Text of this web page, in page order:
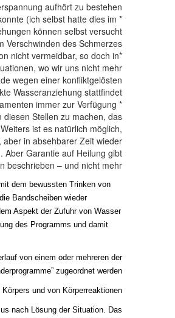
aufhört zu bestehen.
(ich selbst hatte dies im
können selbst versucht
des Schmerzes!
nicht vermeidbar, so doch in
wo wir uns nicht mehr
wegen einer konfliktgelösten
Wasseranziehung stattfindet.
* Wenn es nicht funktioniert, so stehen die Inanspruchnahme von physikalischen Methoden sowie Einnahme von Mitteln und Medikamenten immer zur Verfügung!
Stellen zu machen, das
ist es natürlich möglich,
in absehbarer Zeit wieder
Aber Garantie auf Heilung gibt
beschrieben – und nicht mehr.
dem bewussten Trinken von
Bandscheiben wieder
Aspekt der Zufuhr von Wasser
des Programms und damit
von einem oder mehreren der
zugeordnet werden.
und von Körperreaktionen:
nach Lösung der Situation. Das